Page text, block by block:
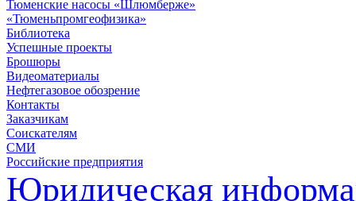
Тюменские насосы «Шлюмберже»
«Тюменьпромгеофизика»
Библиотека
Успешные проекты
Брошюры
Видеоматериалы
Нефтегазовое обозрение
Контакты
Заказчикам
Соискателям
СМИ
Российские предприятия
Юридическая